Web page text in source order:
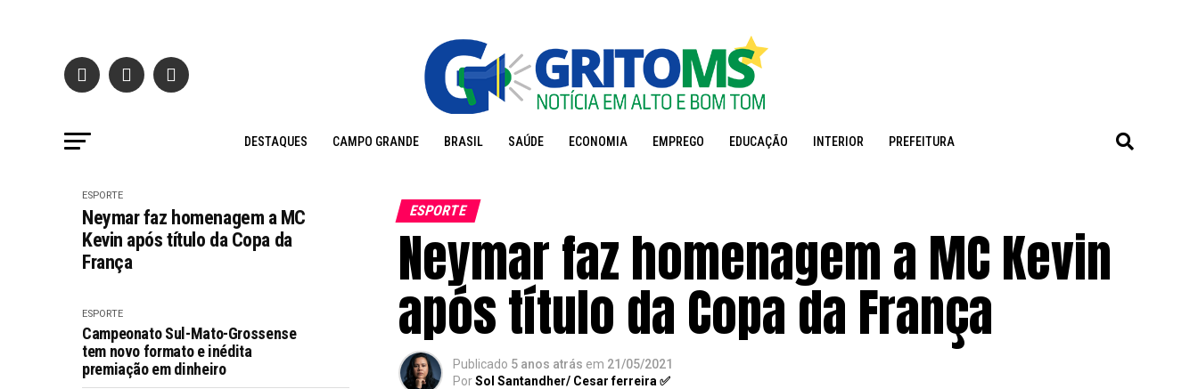
DESTAQUES CAMPO GRANDE BRASIL SAÚDE ECONOMIA EMPREGO EDUCAÇÃO INTERIOR PREFEITURA
ESPORTE
Neymar faz homenagem a MC
Kevin após título da Copa da
França
ESPORTE
Campeonato Sul-Mato-Grossense
tem novo formato e inédita
premiação em dinheiro
ESPORTE
Neymar faz homenagem a MC Kevin
após título da Copa da França
Publicado 5 anos atrás em 21/05/2021
PorSol Santandher/ Cesar ferreira ✅